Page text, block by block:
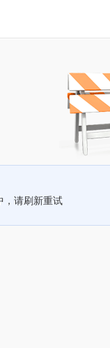
，请刷新重试